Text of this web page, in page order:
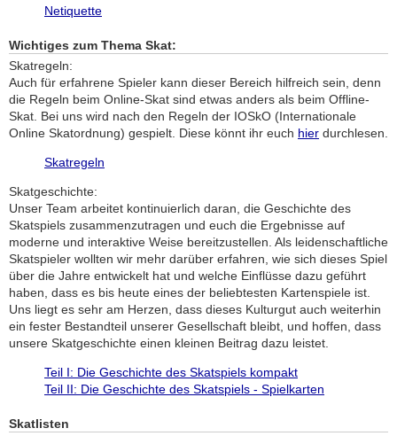
Netiquette
Wichtiges zum Thema Skat:
Skatregeln:
Auch für erfahrene Spieler kann dieser Bereich hilfreich sein, denn
die Regeln beim Online-Skat sind etwas anders als beim Offline-
Skat. Bei uns wird nach den Regeln der IOSkO (Internationale
Online Skatordnung) gespielt. Diese könnt ihr euch hier durchlesen.
Skatregeln
Skatgeschichte:
Unser Team arbeitet kontinuierlich daran, die Geschichte des
Skatspiels zusammenzutragen und euch die Ergebnisse auf
moderne und interaktive Weise bereitzustellen. Als leidenschaftliche
Skatspieler wollten wir mehr darüber erfahren, wie sich dieses Spiel
über die Jahre entwickelt hat und welche Einflüsse dazu geführt
haben, dass es bis heute eines der beliebtesten Kartenspiele ist.
Uns liegt es sehr am Herzen, dass dieses Kulturgut auch weiterhin
ein fester Bestandteil unserer Gesellschaft bleibt, und hoffen, dass
unsere Skatgeschichte einen kleinen Beitrag dazu leistet.
Teil I: Die Geschichte des Skatspiels kompakt
Teil II: Die Geschichte des Skatspiels - Spielkarten
Skatlisten